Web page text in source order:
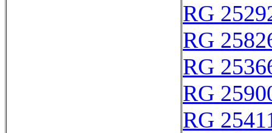
RG
RG
RG
RG
RG